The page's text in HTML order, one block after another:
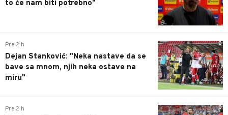
to će nam biti potrebno"
0
Pre 2 h
Dejan Stanković: "Neka nastave da se
bave sa mnom, njih neka ostave na
miru"
0
Pre 2 h